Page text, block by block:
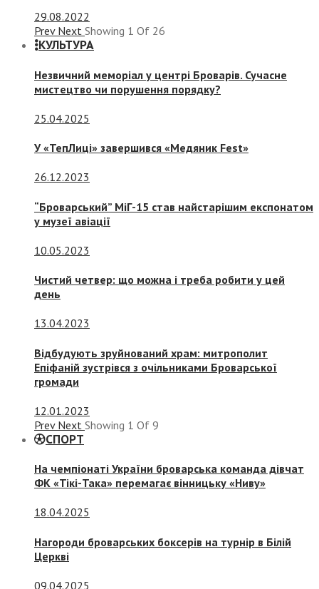
29.08.2022
Prev Next Showing 1 Of 26
КУЛЬТУРА
Незвичний меморіал у центрі Броварів. Сучасне
мистецтво чи порушення порядку?
25.04.2025
У «ТепЛиці» завершився «Медяник Fest»
26.12.2023
“Броварський” МіГ-15 став найстарішим експонатом
у музеї авіації
10.05.2023
Чистий четвер: що можна і треба робити у цей
день
13.04.2023
Відбудують зруйнований храм: митрополит
Епіфаній зустрівся з очільниками Броварської
громади
12.01.2023
Prev Next Showing 1 Of 9
СПОРТ
На чемпіонаті України броварська команда дівчат
ФК «Тікі-Така» перемагає вінницьку «Ниву»
18.04.2025
Нагороди броварських боксерів на турнір в Білій
Церкві
09.04.2025